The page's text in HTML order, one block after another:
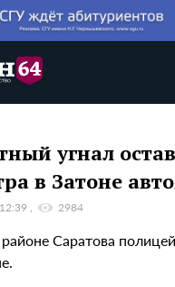
угнал
в Затоне
2984
Саратова